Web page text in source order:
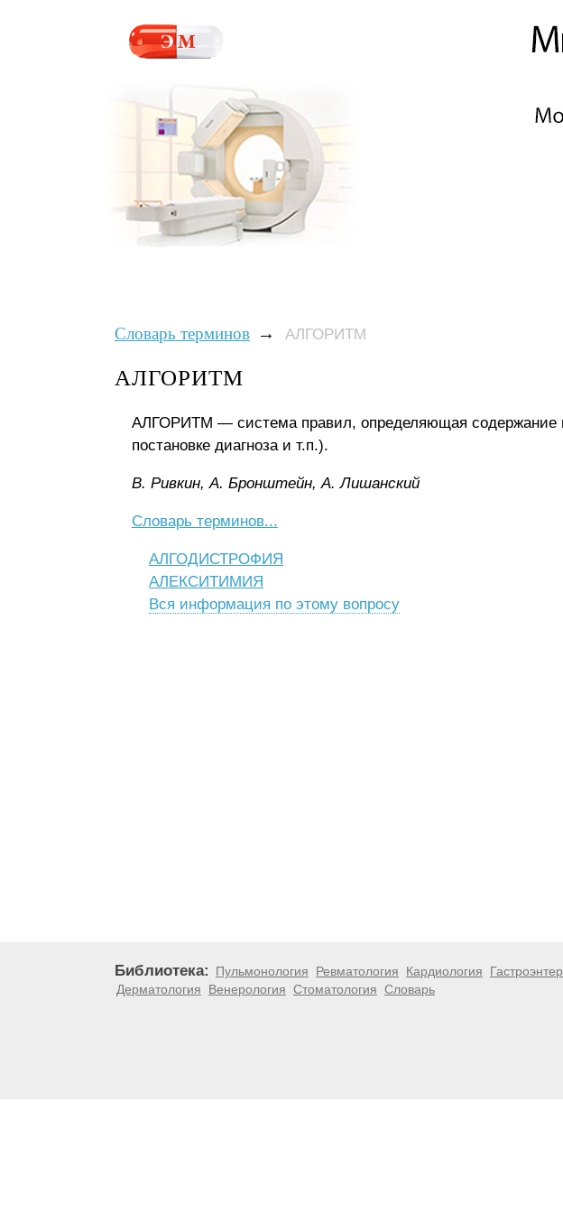
Словарь терминов → АЛГОРИТМ
АЛГОРИТМ
АЛГОРИТМ — система правил, определяющая содержание
постановке диагноза и т.п.).
B. Pивкин, A. Бpoнштeйн, A. Лишaнcкий
Словарь терминов...
АЛГОДИСТРОФИЯ
АЛЕКСИТИМИЯ
Вся информация по этому вопросу
Библиотека: Пульмонология Ревматология Кардиология
Дерматология
Венерология Стоматология Словарь